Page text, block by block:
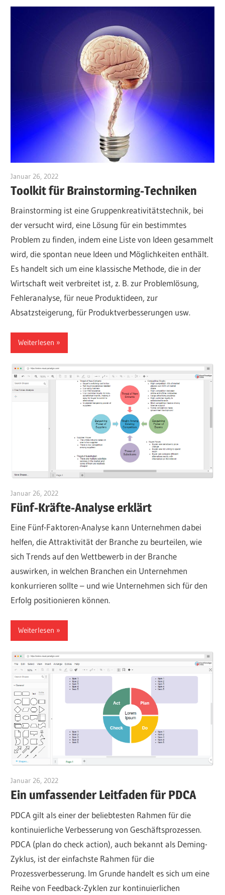
Januar 26, 2022
Toolkit für Brainstorming-Techniken
Brainstorming ist eine Gruppenkreativitätstechnik, bei
der versucht wird, eine Lösung für ein bestimmtes
Problem zu finden, indem eine Liste von Ideen gesammelt
wird, die spontan neue Ideen und Möglichkeiten enthält.
Es handelt sich um eine klassische Methode, die in der
Wirtschaft weit verbreitet ist, z. B. zur Problemlösung,
Fehleranalyse, für neue Produktideen, zur
Absatzsteigerung, für Produktverbesserungen usw.
Weiterlesen
Januar 26, 2022
Fünf-Kräfte-Analyse erklärt
Eine Fünf-Faktoren-Analyse kann Unternehmen dabei
helfen, die Attraktivität der Branche zu beurteilen, wie
sich Trends auf den Wettbewerb in der Branche
auswirken, in welchen Branchen ein Unternehmen
konkurrieren sollte – und wie Unternehmen sich für den
Erfolg positionieren können.
Weiterlesen
Januar 26, 2022
Ein umfassender Leitfaden für PDCA
PDCA gilt als einer der beliebtesten Rahmen für die
kontinuierliche Verbesserung von Geschäftsprozessen.
PDCA (plan do check action), auch bekannt als Deming-
Zyklus, ist der einfachste Rahmen für die
Prozessverbesserung. Im Grunde handelt es sich um eine
Reihe von Feedback-Zyklen zur kontinuierlichen